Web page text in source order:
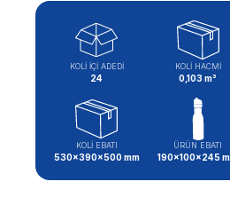
KOLİ İÇİ ADEDİ
24
KOLİ HACMİ
0,103 m³
KOLİ EBATI
530x390x500 mm
ÜRÜN EBATI
190x100x245